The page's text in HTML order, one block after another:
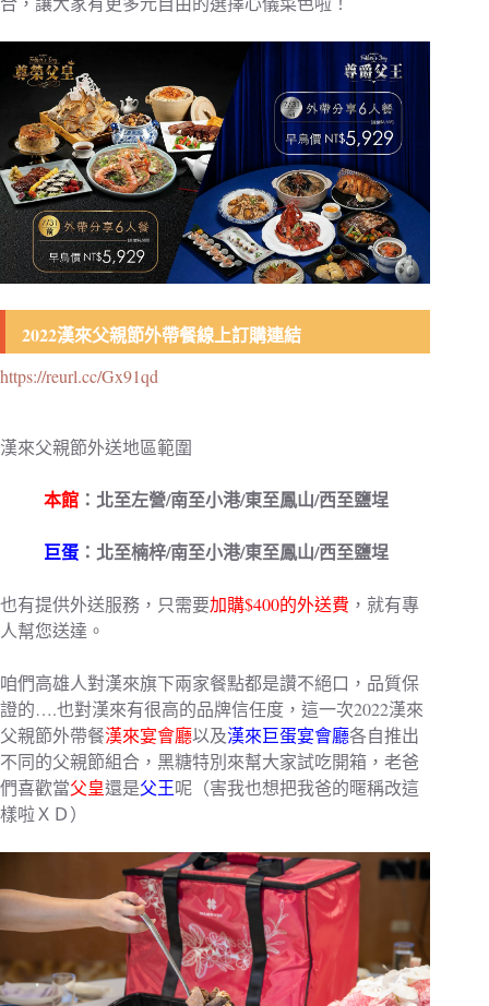
2022漢來父親節外帶餐線上訂購連結
https://reurl.cc/Gx91qd
漢來父親節外送地區範圍
本館 ：北至左營/南至小港/東至鳳山/西至鹽埕
巨蛋 ：北至楠梓/南至小港/東至鳳山/西至鹽埕
也有提供外送服務，只需要加購$400的外送費 ，就有專
人幫您送達。
咱們高雄人對漢來旗下兩家餐點都是讚不絕口，品質保
證的….也對漢來有很高的品牌信任度，這一次2022漢來
父親節外帶餐漢來宴會廳以及漢來巨蛋宴會廳各自推出
不同的父親節組合，黑糖特別來幫大家試吃開箱，老爸
們喜歡當父皇還是父王呢（害我也想把我爸的暱稱改這
樣啦ＸＤ）